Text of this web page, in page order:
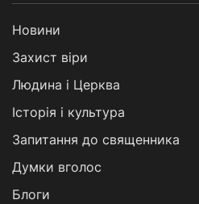
Новини
Захист віри
Людина і Церква
Історія і культура
Запитання до священника
Думки вголос
Блоги